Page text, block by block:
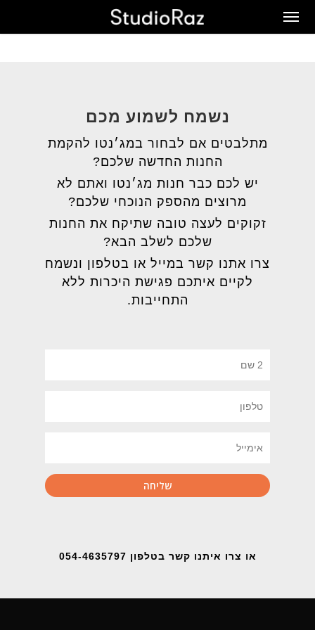
Skip
נשמח לשמוע מכם
מתלבטים אם לבחור במג׳נטו להקמת
החנות החדשה שלכם?
יש לכם כבר חנות מג׳נטו ואתם לא
מרוצים מהספק הנוכחי שלכם?
זקוקים לעצה טובה שתיקח את החנות
שלכם לשלב הבא?
צרו אתנו קשר במייל או בטלפון ונשמח
לקיים איתכם פגישת היכרות ללא
התחייבות.
או צרו איתנו קשר בטלפון 054-4635797